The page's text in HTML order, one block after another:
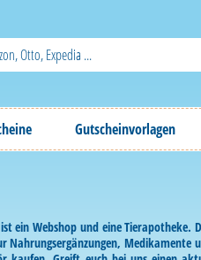
Gutscheinvorlagen
ein Webshop und eine
Medikamente